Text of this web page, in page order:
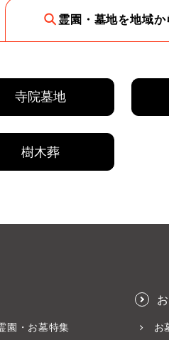
霊園・墓地を地域か
寺院墓地
樹木葬
園・お墓特集 お